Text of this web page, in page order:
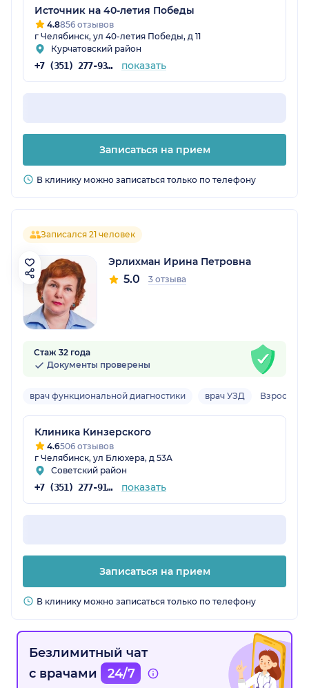
Источник на 40-летия Победы
4.8856 отзывов
г Челябинск, ул 40-летия Победы, д 11
Курчатовский район
+7 (351) 277-93-31 показать
Записаться на прием
В клинику можно записаться только по телефону
Записался 21 человек
Эрлихман Ирина Петровна
5.0 3 отзыва
Стаж 32 года
Документы проверены
врач функциональной диагностики врач УЗД Взрослый
Клиника Кинзерского
4.6506 отзывов
г Челябинск, ул Блюхера, д 53А
Советский район
+7 (351) 277-91-35 показать
Записаться на прием
В клинику можно записаться только по телефону
Безлимитный чат
с врачами
24/7